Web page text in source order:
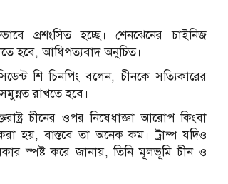
প্রশংসিত হচ্ছে। শেনঝেনের চাইনিজ
হবে, আধিপত্যবাদ অনুচিত।
শি চিনপিং বলেন, চীনকে সত্যিকারের
রাখতে হবে।
চীনের ওপর নিষেধাজ্ঞা আরোপ কিংবা
হয়, বাস্তবে তা অনেক কম। ট্রাম্প যদিও
স্পষ্ট করে জানায়, তিনি মূলভূমি চীন ও